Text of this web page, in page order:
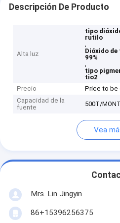
Descripción De Producto
Alta luz
tipo
rutilo
,
Dióxido
99%
,
tipo
tio2
Precio
Price to be
Capacidad de la
fuente
500T/
Vea
Mrs. Lin Jingyin
86+15396256375